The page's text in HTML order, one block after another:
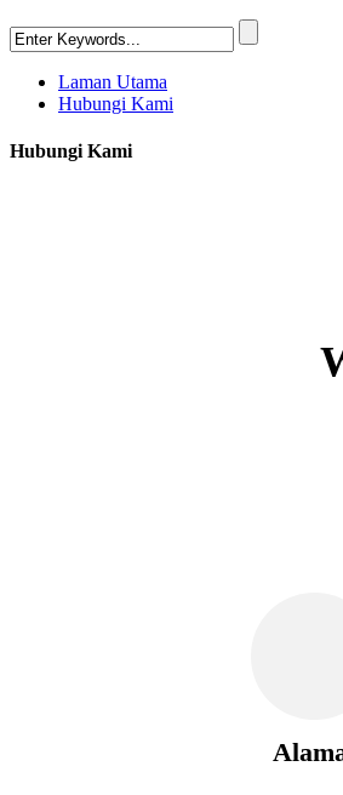
Laman Utama
Hubungi Kami
Hubungi Kami